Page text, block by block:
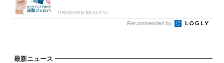
PR(SEVEN BEAUTY)
Recommended by
最新ニュース